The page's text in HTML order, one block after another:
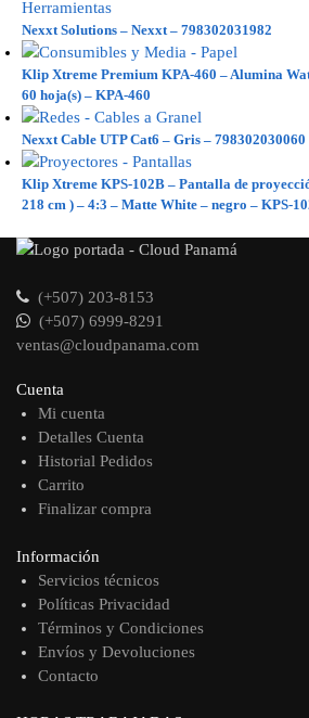
Nexxt Solutions – Nexxt – 798302031982
Klip Xtreme Premium KPA-460 – Alumina
60 hoja(s) – KPA-460
Nexxt Cable UTP Cat6 – Gris – 798302030060
Klip Xtreme KPS-102B – Pantalla de
218 cm ) – 4:3 – Matte White – negro – KPS-
(+507) 203-8153
(+507) 6999-8291
ventas@cloudpanama.com
Cuenta
Mi cuenta
Detalles Cuenta
Historial Pedidos
Carrito
Finalizar compra
Información
Servicios técnicos
Políticas Privacidad
Términos y Condiciones
Envíos y Devoluciones
Contacto